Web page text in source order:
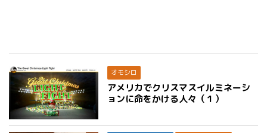
オモシロ
アメリカでクリスマスイルミネーシ
ョンに命をかける人々（１）